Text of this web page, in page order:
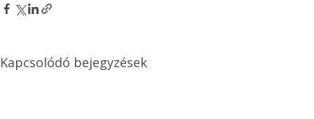
Kapcsolódó bejegyzések